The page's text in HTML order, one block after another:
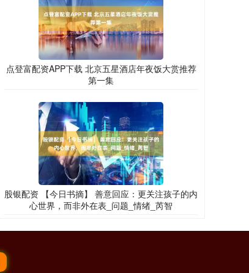
点登富配资APP下载 北京五星酒店年夜饭大赏推荐
第一集
股银配资 【今日书摘】 善意回应：更关注孩子的内
心世界，而非外在表_问题_情绪_芮智